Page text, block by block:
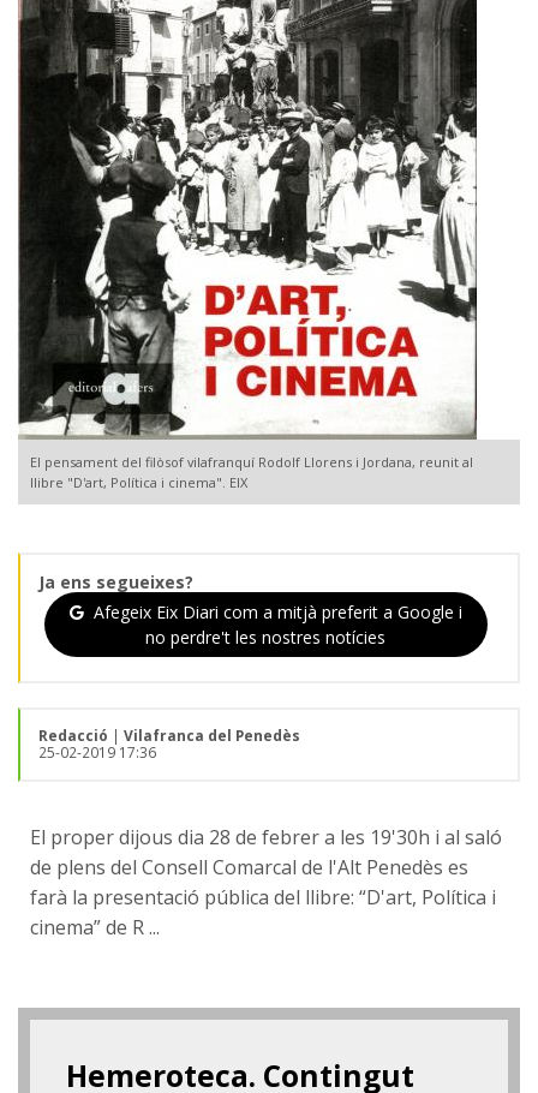
El pensament del filòsof vilafranquí Rodolf Llorens i Jordana, reunit al
llibre "D'art, Política i cinema". EIX
Ja ens segueixes?
Afegeix Eix Diari com a mitjà preferit a Google i
no perdre't les nostres notícies
Redacció | Vilafranca del Penedès
25-02-2019 17:36
El proper dijous dia 28 de febrer a les 19'30h i al saló
de plens del Consell Comarcal de l'Alt Penedès es
farà la presentació pública del llibre: “D'art, Política i
cinema” de R ...
Hemeroteca. Contingut